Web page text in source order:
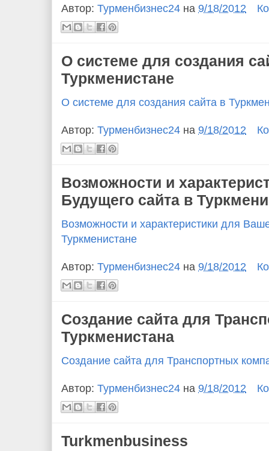
Автор: Турменбизнес24 на 9/18/2012
О системе для создания
Туркменистане
О системе для создания сайта в
Автор: Турменбизнес24 на 9/18/2012
Возможности и
Будущего сайта в
Возможности и характеристики для
Туркменистане
Автор: Турменбизнес24 на 9/18/2012
Создание сайта для
Туркменистана
Создание сайта для Транспортных
Автор: Турменбизнес24 на 9/18/2012
Turkmenbusiness